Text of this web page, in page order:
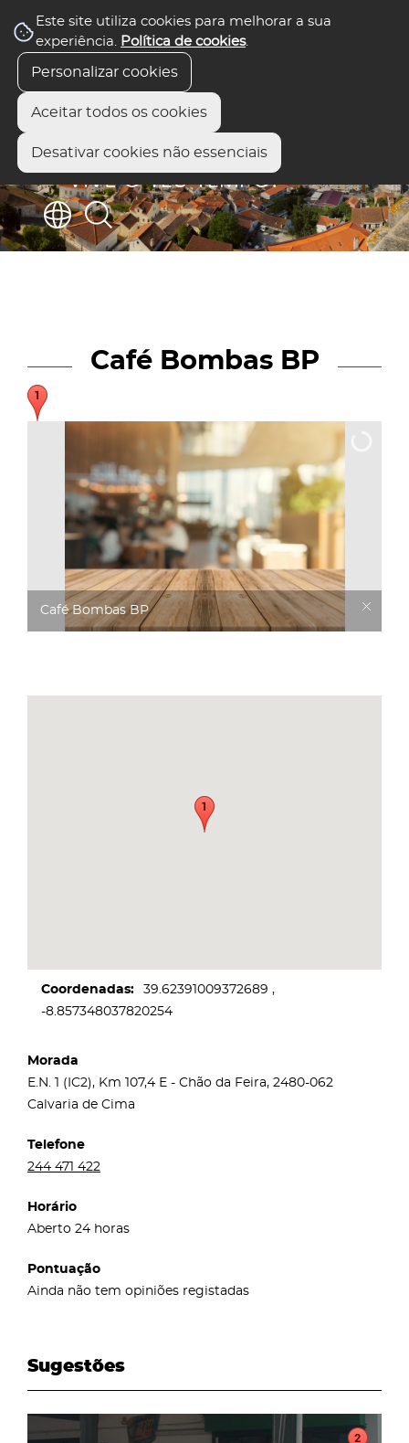
Este site utiliza cookies para melhorar a sua
experiência. Política de cookies.
Personalizar cookies
Aceitar todos os cookies
Desativar cookies não essenciais
Café Bombas BP
Café Bombas BP
Coordenadas
39.62391009372689
-8.857348037820254
Morada
E.N. 1 (IC2), Km 107,4 E - Chão da Feira, 2480-062
Calvaria de Cima
Telefone
244 471 422
Horário
Aberto 24 horas
Pontuação
Ainda não tem opiniões registadas
Sugestões
page